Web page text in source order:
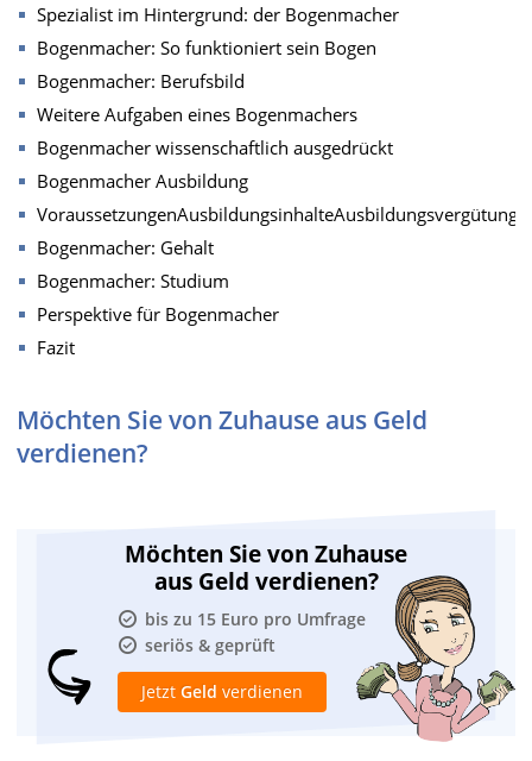
Spezialist im Hintergrund: der Bogenmacher
Bogenmacher: So funktioniert sein Bogen
Bogenmacher: Berufsbild
Weitere Aufgaben eines Bogenmachers
Bogenmacher wissenschaftlich ausgedrückt
Bogenmacher Ausbildung
VoraussetzungenAusbildungsinhalteAusbildungsvergütung
Bogenmacher: Gehalt
Bogenmacher: Studium
Perspektive für Bogenmacher
Fazit
Möchten Sie von Zuhause aus Geld
verdienen?
Möchten Sie von Zuhause
aus Geld verdienen?
bis zu 15 Euro pro Umfrage
seriös & geprüft
Jetzt Geld verdienen